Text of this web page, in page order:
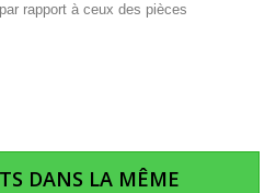
par rapport à ceux des pièces
DANS LA MÊME